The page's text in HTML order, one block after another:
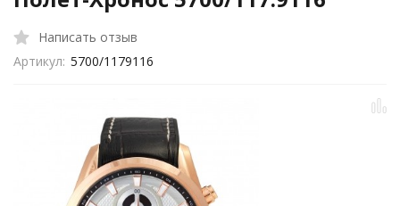
Написать отзыв
Артикул: 5700/1179116